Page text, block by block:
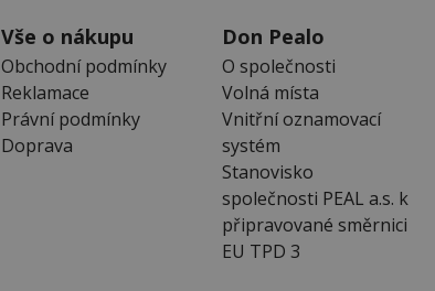
Vše o nákupu
Obchodní podmínky
Reklamace
Právní podmínky
Doprava
Don Pealo
O společnosti
Volná místa
Vnitřní oznamovací
systém
Stanovisko
společnosti PEAL a.s. k
připravované směrnici
EU TPD 3